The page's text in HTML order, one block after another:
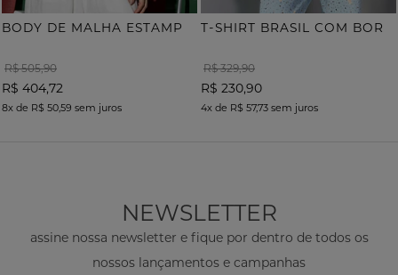
R$ 505,90
R$ 404,72
8x de R$ 50,59 sem juros
R$ 329,90
R$ 230,90
4x de R$ 57,73 sem juros
NEWSLETTER
assine nossa newsletter e fique por dentro de todos os
nossos lançamentos e campanhas